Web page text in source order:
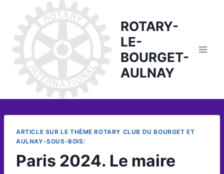
content
ROTARY-
LE-
BOURGET-
AULNAY
ARTICLE SUR LE THÈME ROTARY CLUB DU BOURGET ET
AULNAY-SOUS-BOIS:
Paris 2024. Le maire